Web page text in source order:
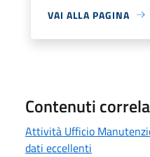
VAI ALLA PAGINA
Contenuti
Attività Ufficio
dati eccellenti